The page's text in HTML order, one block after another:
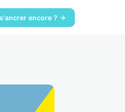
encore ? →